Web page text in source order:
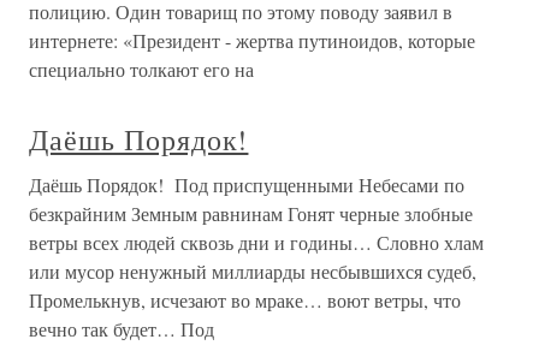
полицию. Один товарищ по этому поводу заявил в
интернете: «Президент - жертва путиноидов, которые
специально толкают его на
Даёшь Порядок!
Даёшь Порядок! Под приспущенными Небесами по
безкрайним Земным равнинам Гонят черные злобные
ветры всех людей сквозь дни и годины… Словно хлам
или мусор ненужный миллиарды несбывшихся судеб,
Промелькнув, исчезают во мраке… воют ветры, что
вечно так будет… Под